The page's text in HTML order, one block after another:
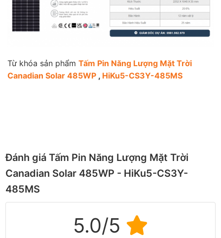
Từ khóa sản phẩm Tấm Pin Năng Lượng Mặt Trời
Canadian Solar 485WP , HiKu5-CS3Y-485MS
Đánh giá Tấm Pin Năng Lượng Mặt Trời
Canadian Solar 485WP - HiKu5-CS3Y-
485MS
5.0/5